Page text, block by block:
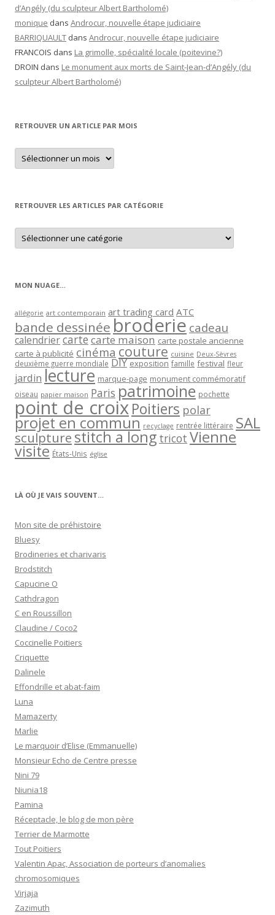
d’Angély (du sculpteur Albert Bartholomé)
monique dans Androcur, nouvelle étape judiciaire
BARRIQUAULT dans Androcur, nouvelle étape judiciaire
FRANCOIS dans La grimolle, spécialité locale (poitevine?)
DROIN dans Le monument aux morts de Saint-Jean-d’Angély (du
sculpteur Albert Bartholomé)
RETROUVER UN ARTICLE PAR MOIS
Retrouver
un
article
RETROUVER LES ARTICLES PAR CATÉGORIE
Retrouver
les
articles
MON NUAGE…
allégorie art contemporain art trading card ATC
bande dessinée broderie cadeau
calendriercartecarte maison carte postale ancienne
carte à publicité cinéma couture cuisine Deux-Sèvres
deuxième guerre mondiale DIY exposition famille festival fleur
jardin lecture marque-page monument commémoratif
oiseau papier maison Paris patrimoine pochette
point de croixPoitiers polar
projet en commun recyclage rentrée littéraire SAL
sculpturestitch a long tricot Vienne
visite États-Unis église
LÀ OÙ JE VAIS SOUVENT…
Mon site de préhistoire
Bluesy
Brodineries et charivaris
Brodstitch
Capucine O
Cathdragon
C en Roussillon
Claudine / Coco2
Coccinelle Poitiers
Criquette
Dalinele
Effondrille et abat-faim
Luna
Mamazerty
Marlie
Le marquoir d’Elise (Emmanuelle)
Monsieur Echo de Centre presse
Nini 79
Niunia18
Pamina
Réceptacle, le blog de mon père
Terrier de Marmotte
Tout Poitiers
Valentin Apac, Association de porteurs d’anomalies
chromosomiques
Virjaja
Zazimuth